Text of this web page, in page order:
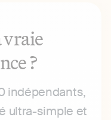
vraie
?
indépendants,
ultra-simple et